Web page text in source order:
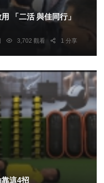
「二活 與佳同行」
3,702 觀看 1 分享
這4招